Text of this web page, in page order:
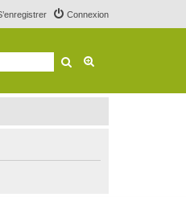
Connexion
Rechercher